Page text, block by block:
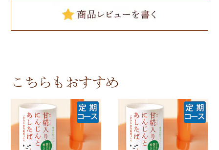
こちらもおすすめ